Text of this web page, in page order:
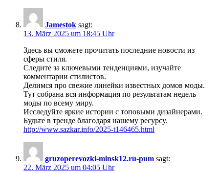
Jamestok sagt:
13. März 2025 um 18:45 Uhr
Здесь вы сможете прочитать последние новости из
сферы стиля.
Следите за ключевыми тенденциями, изучайте
комментарии стилистов.
Делимся про свежие линейки известных домов моды.
Тут собрана вся информация по результатам недель
моды по всему миру.
Исследуйте яркие истории с топовыми дизайнерами.
Будьте в тренде благодаря нашему ресурсу.
http://www.sazkar.info/2025-t146465.html
gruzoperevozki-minsk12.ru-pum sagt:
22. März 2025 um 04:05 Uhr